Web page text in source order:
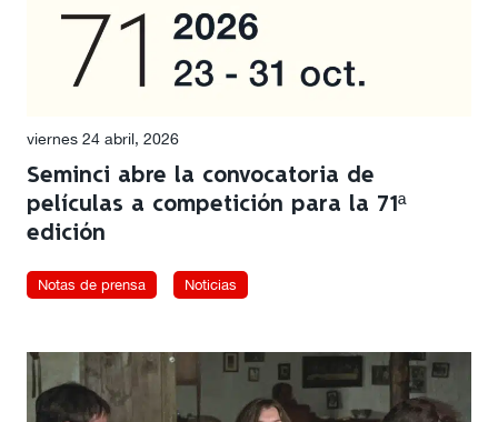
viernes 24 abril, 2026
Seminci abre la convocatoria de
películas a competición para la 71ª
edición
Notas de prensa Noticias